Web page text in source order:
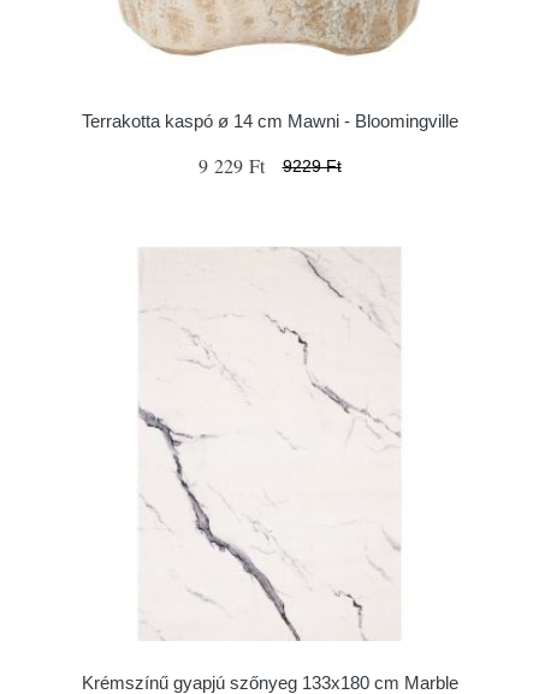
Terrakotta kaspó ø 14 cm Mawni - Bloomingville
9 229 Ft 9229 Ft
Krémszínű gyapjú szőnyeg 133x180 cm Marble